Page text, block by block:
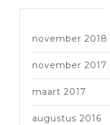
november 2018
november 2017
maart 2017
augustus 2016